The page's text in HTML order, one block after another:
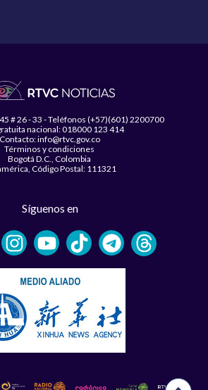
# 26 - 33 - Teléfonos (+57)(601) 2200700
nacional: 018000 123 414
Contacto: info@rtvc.gov.co
Términos y condiciones
Bogotá D.C., Colombia
Código Postal: 111321
Síguenos en